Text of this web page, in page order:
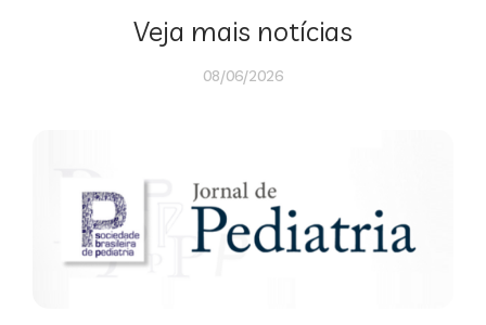
Veja mais notícias
08/06/2026